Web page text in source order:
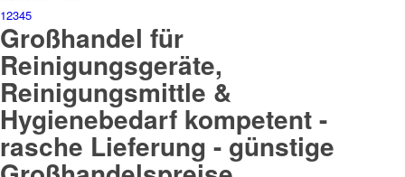
12345
Großhandel für
Reinigungsgeräte,
Reinigungsmittle &
Hygienebedarf kompetent -
rasche Lieferung - günstige